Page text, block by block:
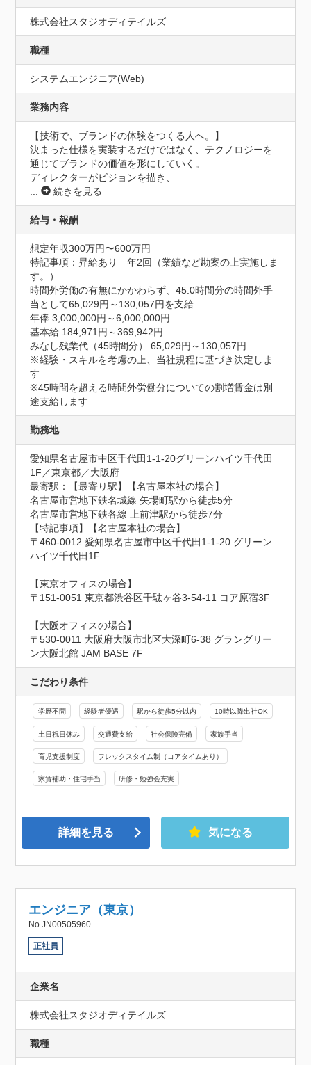
株式会社スタジオディテイルズ
職種
システムエンジニア(Web)
業務内容
【技術で、ブランドの体験をつくる人へ。】
決まった仕様を実装するだけではなく、テクノロジーを
通じてブランドの価値を形にしていく。
ディレクターがビジョンを描き、
...
続きを見る
給与・報酬
想定年収300万円〜600万円
特記事項：昇給あり　年2回（業績など勘案の上実施しま
す。）
時間外労働の有無にかかわらず、45.0時間分の時間外手
当として65,029円～130,057円を支給
年俸 3,000,000円～6,000,000円
基本給 184,971円～369,942円
みなし残業代（45時間分） 65,029円～130,057円
※経験・スキルを考慮の上、当社規程に基づき決定しま
す
※45時間を超える時間外労働分についての割増賃金は別
途支給します
勤務地
愛知県名古屋市中区千代田1-1-20グリーンハイツ千代田
1F／東京都／大阪府
最寄駅：【最寄り駅】【名古屋本社の場合】
名古屋市営地下鉄名城線 矢場町駅から徒歩5分
名古屋市営地下鉄各線 上前津駅から徒歩7分
【特記事項】【名古屋本社の場合】
〒460-0012 愛知県名古屋市中区千代田1-1-20 グリーン
ハイツ千代田1F
【東京オフィスの場合】
〒151-0051 東京都渋谷区千駄ヶ谷3-54-11 コア原宿3F
【大阪オフィスの場合】
〒530-0011 大阪府大阪市北区大深町6-38 グラングリー
ン大阪北館 JAM BASE 7F
こだわり条件
学歴不問 経験者優遇 駅から徒歩5分以内 10時以降出社OK
土日祝日休み 交通費支給 社会保険完備 家族手当
育児支援制度 フレックスタイム制（コアタイムあり）
家賃補助・住宅手当 研修・勉強会充実
詳細を見る 気になる
エンジニア（東京）
No.JN00505960
正社員
企業名
株式会社スタジオディテイルズ
職種